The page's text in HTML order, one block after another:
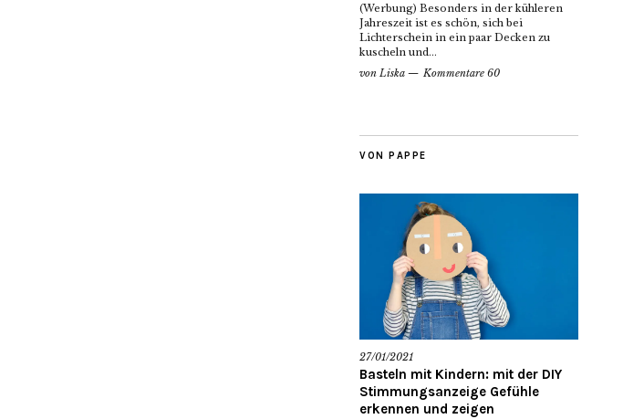
(Werbung) Besonders in der kühleren
Jahreszeit ist es schön, sich bei
Lichterschein in ein paar Decken zu
kuscheln und...
von Liska Kommentare 60
VON PAPPE
27/01/2021
Basteln mit Kindern: mit der DIY
Stimmungsanzeige Gefühle
erkennen und zeigen